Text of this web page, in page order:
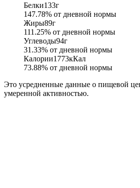
Белки133г
147.78% от дневной нормы
Жиры89г
111.25% от дневной нормы
Углеводы94г
31.33% от дневной нормы
Калории1773кКал
73.88% от дневной нормы
Это усредненные данные о пищевой
умеренной активностью.